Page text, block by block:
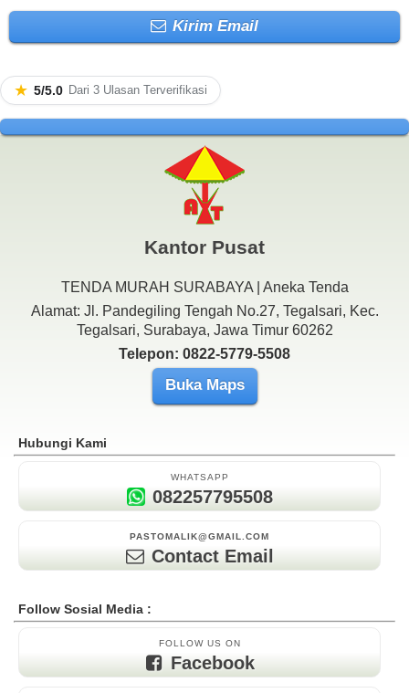
Kirim Email
★ 5/5.0 Dari 3 Ulasan Terverifikasi
Kantor Pusat
TENDA MURAH SURABAYA | Aneka Tenda
Alamat: Jl. Pandegiling Tengah No.27, Tegalsari, Kec.
Tegalsari, Surabaya, Jawa Timur 60262
Telepon: 0822-5779-5508
Buka Maps
Hubungi Kami
WHATSAPP
082257795508
PASTOMALIK@GMAIL.COM
Contact Email
Follow Sosial Media :
FOLLOW US ON
Facebook